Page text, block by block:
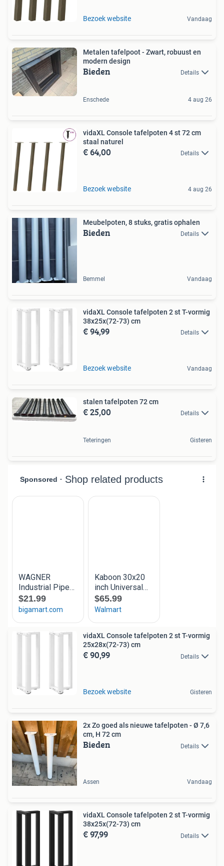
Bezoek website Vandaag
Metalen tafelpoot - Zwart, robuust en
modern design
Bieden Details
Enschede 4 aug 26
vidaXL Console tafelpoten 4 st 72 cm
staal naturel
€ 64,00 Details
Bezoek website 4 aug 26
Meubelpoten, 8 stuks, gratis ophalen
Bieden Details
Bemmel Vandaag
vidaXL Console tafelpoten 2 st T-vormig
38x25x(72-73) cm
€ 94,99 Details
Bezoek website Vandaag
stalen tafelpoten 72 cm
€ 25,00 Details
Teteringen Gisteren
vidaXL Console tafelpoten 2 st T-vormig
25x28x(72-73) cm
€ 90,99 Details
Bezoek website Gisteren
2x Zo goed als nieuwe tafelpoten - Ø 7,6
cm, H 72 cm
Bieden Details
Assen Vandaag
vidaXL Console tafelpoten 2 st T-vormig
38x25x(72-73) cm
€ 97,99 Details